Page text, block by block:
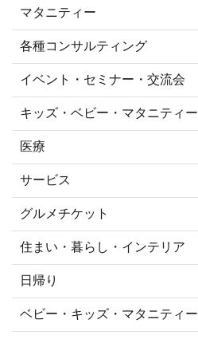
マタニティー
各種コンサルティング
イベント・セミナー・交流会
キッズ・ベビー・マタニティー
医療
サービス
グルメチケット
住まい・暮らし・インテリア
日帰り
ベビー・キッズ・マタニティー